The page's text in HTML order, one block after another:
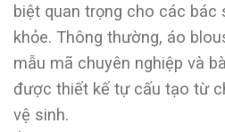
biệt quan trọng cho các bác
khỏe. Thông thường, áo
mẫu mã chuyên nghiệp và
được thiết kế tự cấu tạo từ
vệ sinh.